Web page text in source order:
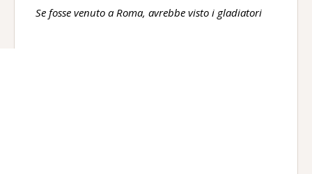
Se fosse venuto a Roma, avrebbe visto i gladiatori